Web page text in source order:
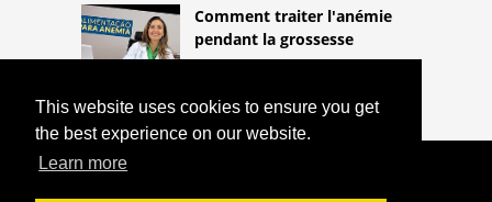
This website uses cookies to ensure you get
the best experience on our website.
Learn more
Comment traiter l'anémie
pendant la grossesse
HTTPS://THELIGHTLIFEBLOG.COMLES